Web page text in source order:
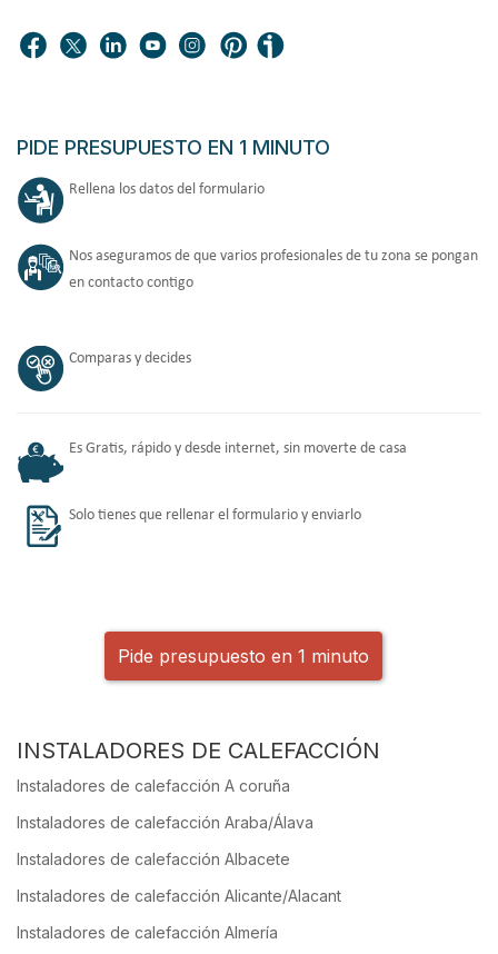
PIDE PRESUPUESTO EN 1 MINUTO
Rellena los datos del formulario
Nos aseguramos de que varios profesionales de tu zona se pongan
en contacto contigo
Comparas y decides
Es Gratis, rápido y desde internet, sin moverte de casa
Solo tienes que rellenar el formulario y enviarlo
Pide presupuesto en 1 minuto
INSTALADORES DE CALEFACCIÓN
Instaladores de calefacción A coruña
Instaladores de calefacción Araba/Álava
Instaladores de calefacción Albacete
Instaladores de calefacción Alicante/Alacant
Instaladores de calefacción Almería